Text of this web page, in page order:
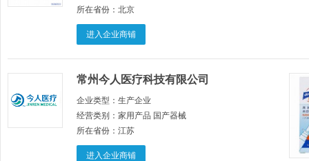
所在省份： 北京
进入企业商铺
常州今人医疗科技有限公司
企业类型： 生产企业
经营类别： 家用产品 国产器械
所在省份： 江苏
进入企业商铺